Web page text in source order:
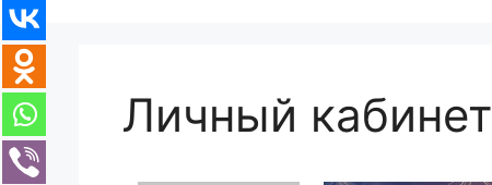
Личный кабинет